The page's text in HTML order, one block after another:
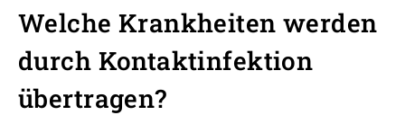
Welche Krankheiten werden
durch Kontaktinfektion
übertragen?